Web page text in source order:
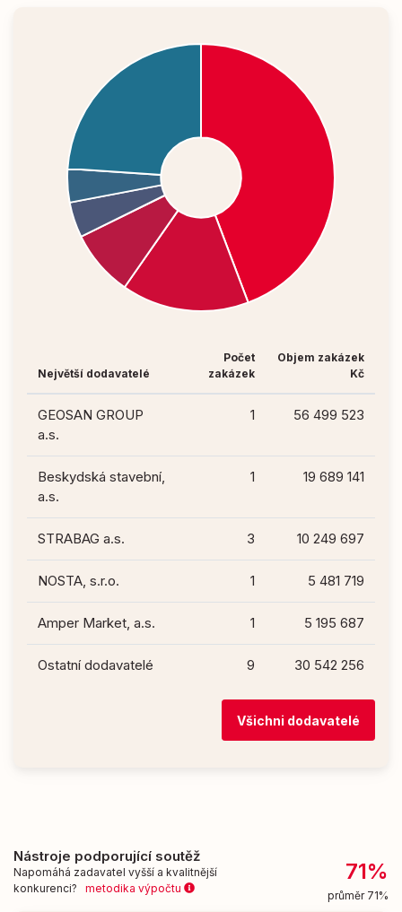
Největší dodavatelé
Počet
zakázek
Objem zakázek
Kč
GEOSAN GROUP
a.s.
1 56 499 523
Beskydská stavební,
a.s.
1 19 689 141
STRABAG a.s. 3 10 249 697
NOSTA, s.r.o. 1 5 481 719
Amper Market, a.s. 1 5 195 687
Ostatní dodavatelé 9 30 542 256
Všichni dodavatelé
Nástroje podporující soutěž
Napomáhá zadavatel vyšší a kvalitnější
konkurenci? metodika výpočtu
71%
průměr 71%